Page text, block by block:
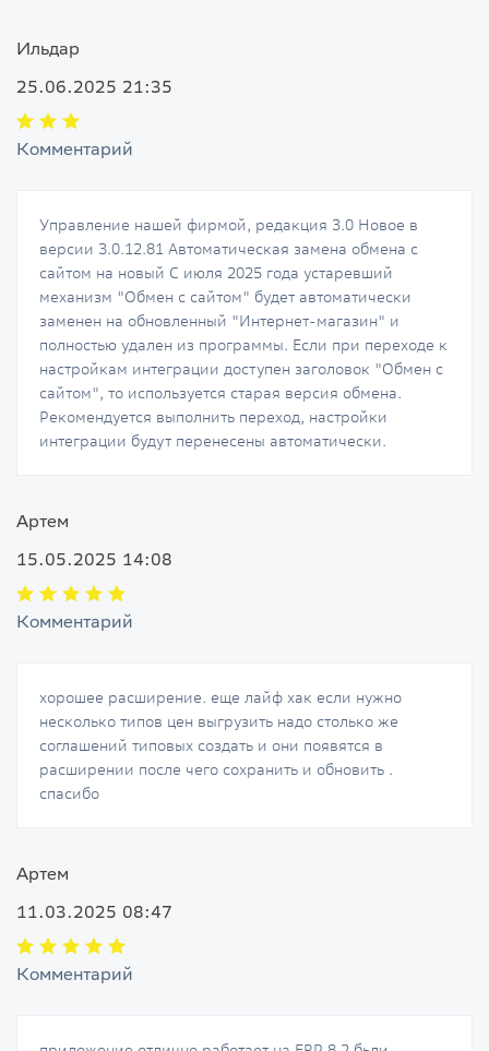
Ильдар
25.06.2025 21:35
Комментарий
Управление нашей фирмой, редакция 3.0 Новое в
версии 3.0.12.81 Автоматическая замена обмена с
сайтом на новый С июля 2025 года устаревший
механизм "Обмен с сайтом" будет автоматически
заменен на обновленный "Интернет-магазин" и
полностью удален из программы. Если при переходе к
настройкам интеграции доступен заголовок "Обмен с
сайтом", то используется старая версия обмена.
Рекомендуется выполнить переход, настройки
интеграции будут перенесены автоматически.
Артем
15.05.2025 14:08
Комментарий
хорошее расширение. еще лайф хак если нужно
несколько типов цен выгрузить надо столько же
соглашений типовых создать и они появятся в
расширении после чего сохранить и обновить .
спасибо
Артем
11.03.2025 08:47
Комментарий